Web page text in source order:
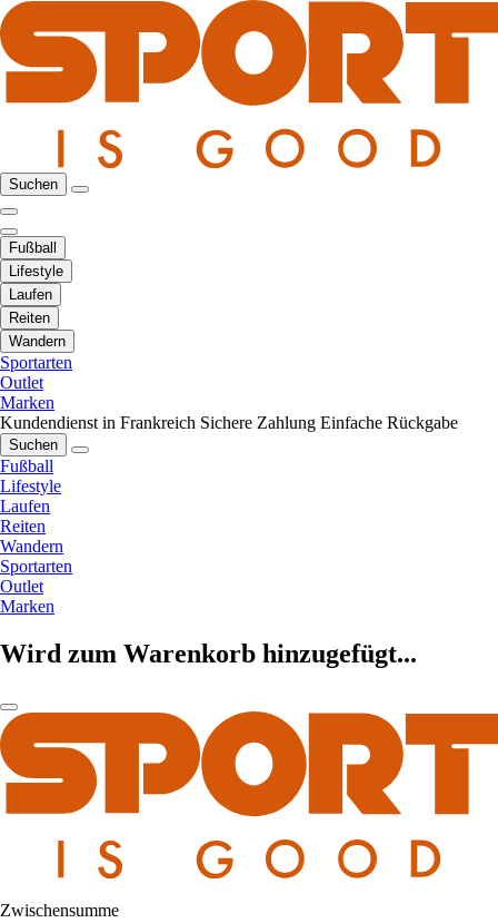
Suchen
Fußball
Lifestyle
Laufen
Reiten
Wandern
Sportarten
Outlet
Marken
Kundendienst in Frankreich Sichere Zahlung Einfache Rückgabe
Suchen
Fußball
Lifestyle
Laufen
Reiten
Wandern
Sportarten
Outlet
Marken
Wird zum Warenkorb hinzugefügt...
Zwischensumme